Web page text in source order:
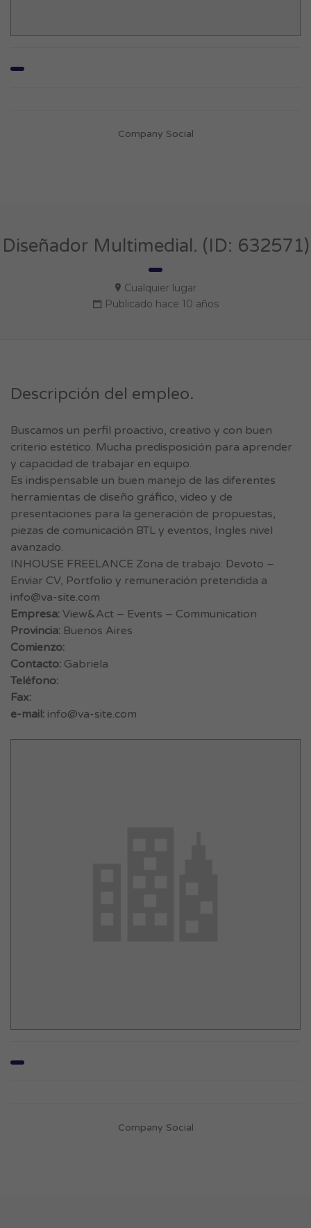
Company Social
Diseñador Multimedial. (ID: 632571)
Cualquier lugar
Publicado hace 10 años
Descripción del empleo.
Buscamos un perfil proactivo, creativo y con buen
criterio estético. Mucha predisposición para aprender
y capacidad de trabajar en equipo.
Es indispensable un buen manejo de las diferentes
herramientas de diseño gráfico, video y de
presentaciones para la generación de propuestas,
piezas de comunicación BTL y eventos, Ingles nivel
avanzado.
INHOUSE FREELANCE Zona de trabajo: Devoto –
Enviar CV, Portfolio y remuneración pretendida a
info@va-site.com
Empresa: View&Act – Events – Communication
Provincia: Buenos Aires
Comienzo:
Contacto: Gabriela
Teléfono:
Fax:
e-mail: info@va-site.com
Company Social